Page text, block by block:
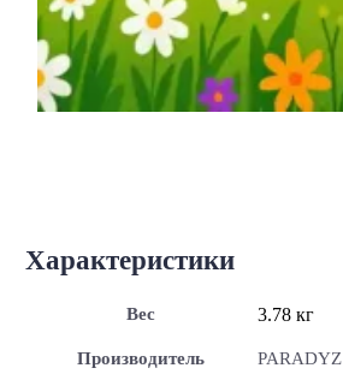
Характеристики
Вес 3.78 кг
Производитель PARADYZ